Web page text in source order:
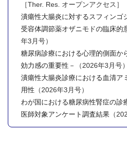
［Ther. Res. オープンアクセス］
潰瘍性大腸炎に対するスフィンゴ
受容体調節薬オザニモドの臨床的
年3月号）
糖尿病診療における心理的側面か
効力感の重要性－
（2026年3月号）
潰瘍性大腸炎診療における血清ア
用性 （2026年3月号）
わが国における糖尿病性腎症の診
医師対象アンケート調査結果（